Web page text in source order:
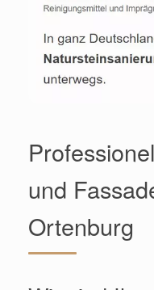
und
Ortenburg